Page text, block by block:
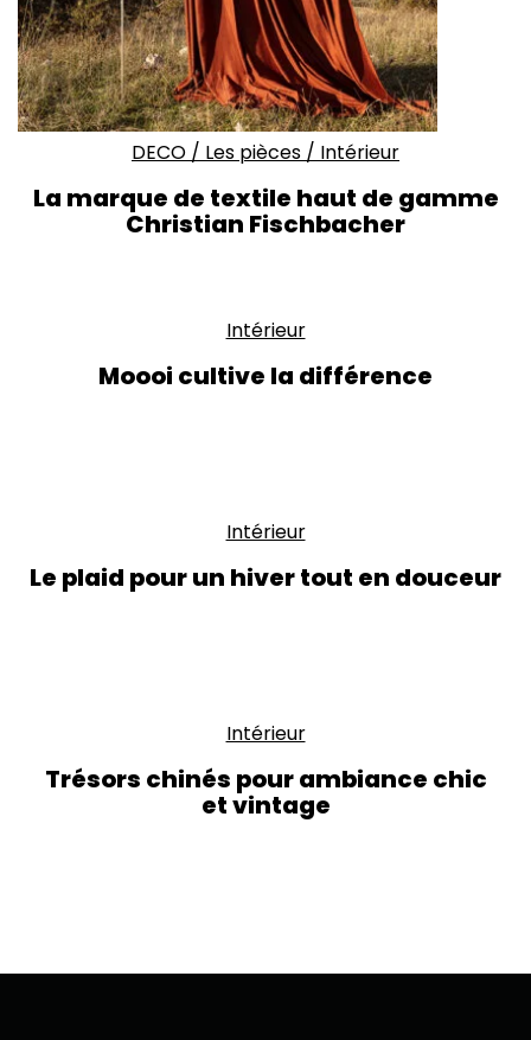
DECO / Les pièces / Intérieur
La marque de textile haut de gamme
Christian Fischbacher
Intérieur
Moooi cultive la différence
Intérieur
Le plaid pour un hiver tout en douceur
Intérieur
Trésors chinés pour ambiance chic
et vintage